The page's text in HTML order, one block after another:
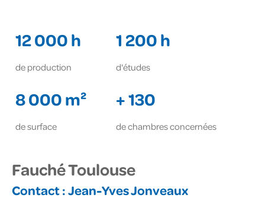
12 000 h
de production
1 200 h
d'études
8 000 m²
de surface
+ 130
de chambres concernées
Fauché Toulouse
Contact :Jean-Yves Jonveaux